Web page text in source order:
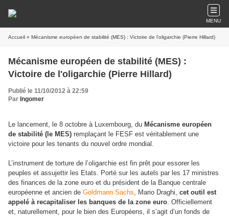
MENU
Accueil » Mécanisme européen de stabilité (MES) : Victoire de l'oligarchie (Pierre Hillard)
Mécanisme européen de stabilité (MES) :
Victoire de l'oligarchie (Pierre Hillard)
Publié le 11/10/2012 à 22:59
Par Ingomer
Le lancement, le 8 octobre à Luxembourg, du Mécanisme européen
de stabilité (le MES) remplaçant le FESF est véritablement une
victoire pour les tenants du nouvel ordre mondial.
L’instrument de torture de l’oligarchie est fin prêt pour essorer les
peuples et assujettir les Etats. Porté sur les autels par les 17 ministres
des finances de la zone euro et du président de la Banque centrale
européenne et ancien de Goldmann Sachs, Mario Draghi, cet outil est
appelé à recapitaliser les banques de la zone euro. Officiellement
et, naturellement, pour le bien des Européens, il s’agit d’un fonds de